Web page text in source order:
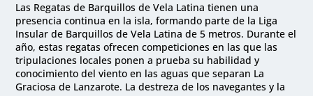
Las Regatas de Barquillos de Vela Latina tienen una
presencia continua en la isla, formando parte de la Liga
Insular de Barquillos de Vela Latina de 5 metros. Durante el
año, estas regatas ofrecen competiciones en las que las
tripulaciones locales ponen a prueba su habilidad y
conocimiento del viento en las aguas que separan La
Graciosa de Lanzarote. La destreza de los navegantes y la